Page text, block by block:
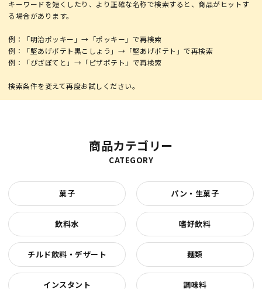
キーワードを短くしたり、より正確な名称で検索すると、商品がヒットす
る場合があります。
例：「明治ポッキー」→「ポッキー」で再検索
例：「堅あげポテト黒こしょう」→「堅あげポテト」で再検索
例：「ぴざぽてと」→「ピザポテト」で再検索
商品カテゴリー
CATEGORY
菓子 パン・生菓子
飲料水 嗜好飲料
チルド飲料・デザート 麺類
インスタント 調味料